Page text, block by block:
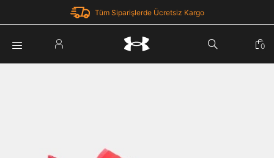
Tüm Siparişlerde Ücretsiz Kargo
0
Parola Yenileme
Parolayı Yenile